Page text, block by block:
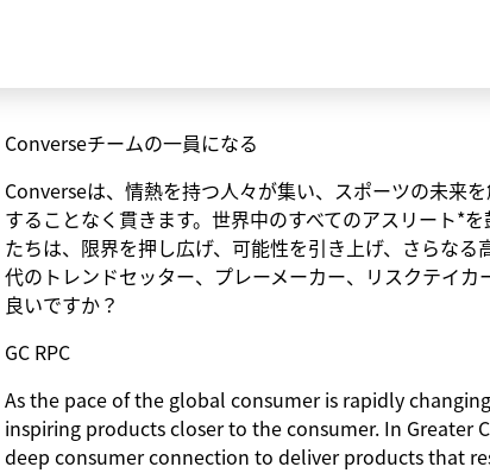
Converseチームの一員になる
Converseは、情熱を持つ人々が集い、スポーツの未来
することなく貫きます。世界中のすべてのアスリート*
たちは、限界を押し広げ、可能性を引き上げ、さらな
代のトレンドセッター、プレーメーカー、リスクテイ
良いですか？
GC RPC
As the pace of the global consumer is rapidly
inspiring products closer to the consumer. In Greater
deep consumer connection to deliver products that